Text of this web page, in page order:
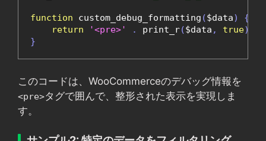
function custom_debug_formatting ($data)
{
return
'<pre>' . print_r($data , true)
}
このコードは、WooCommerceのデバッグ情報を
<pre>タグで囲んで、整形された表示を実現しま
す。